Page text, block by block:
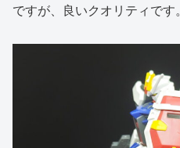
ですが、良いクオリティです。